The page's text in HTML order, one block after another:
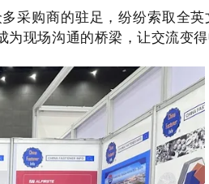
采购商的驻足，纷纷索取全
现场沟通的桥梁，让交流变得